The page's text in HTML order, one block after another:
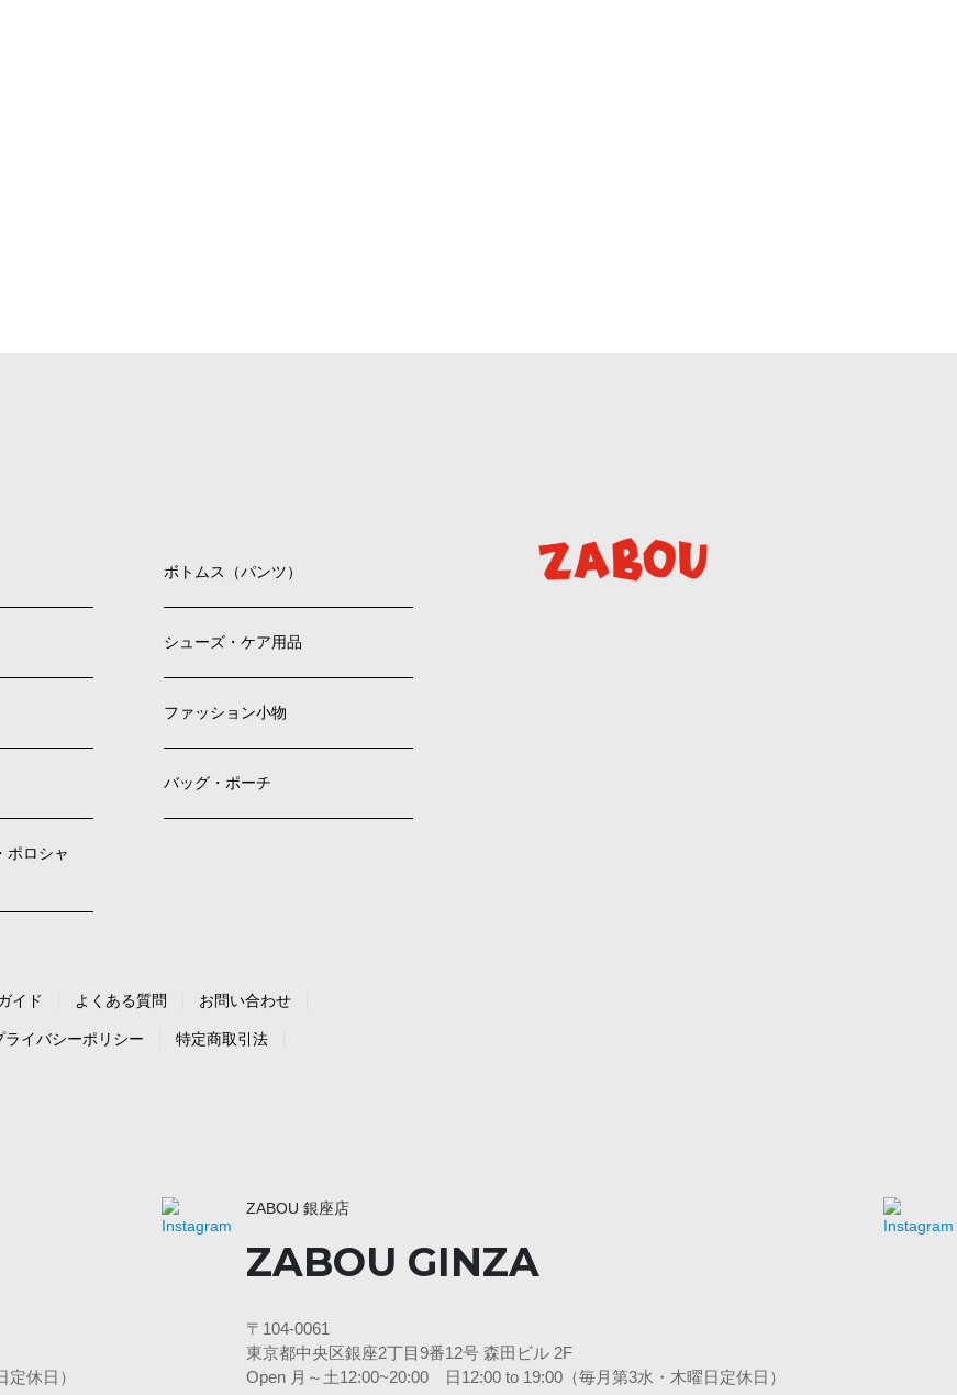
ポロシャ
ボトムス（パンツ）
シューズ・ケア用品
ファッション小物
バッグ・ポーチ
イド よくある質問 お問い合わせ
ライバシーポリシー 特定商取引法
休日）
ZABOU 銀座店
ZABOU GINZA
〒104-0061
東京都中央区銀座2丁目9番12号 森田ビル 2F
Open 月～土12:00~20:00 日12:00 to 19:00（毎月第3水・木曜日定休日）